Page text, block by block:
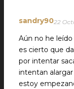
sandry9022
Aún no he
es cierto que
por intentar
intentan
estoy